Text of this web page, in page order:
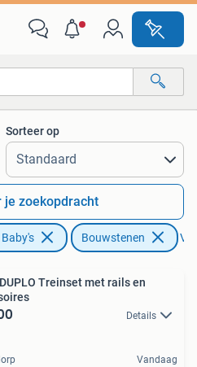
Sorteer op
je zoekopdracht
Bouwstenen
Treinset met rails en
Details
Vandaag